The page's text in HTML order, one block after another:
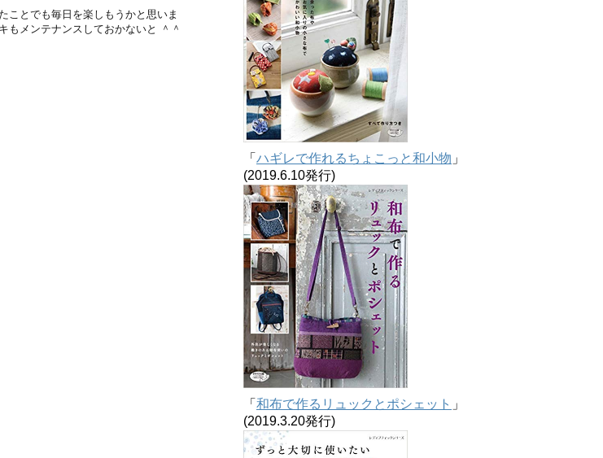
ことでも毎日を楽しもうかと思いま
もメンテナンスしておかないと ＾＾
「 ハギレで作れるちょこっと和小物 」
(2019.6.10発行)
「 和布で作るリュックとポシェット 」
(2019.3.20発行)